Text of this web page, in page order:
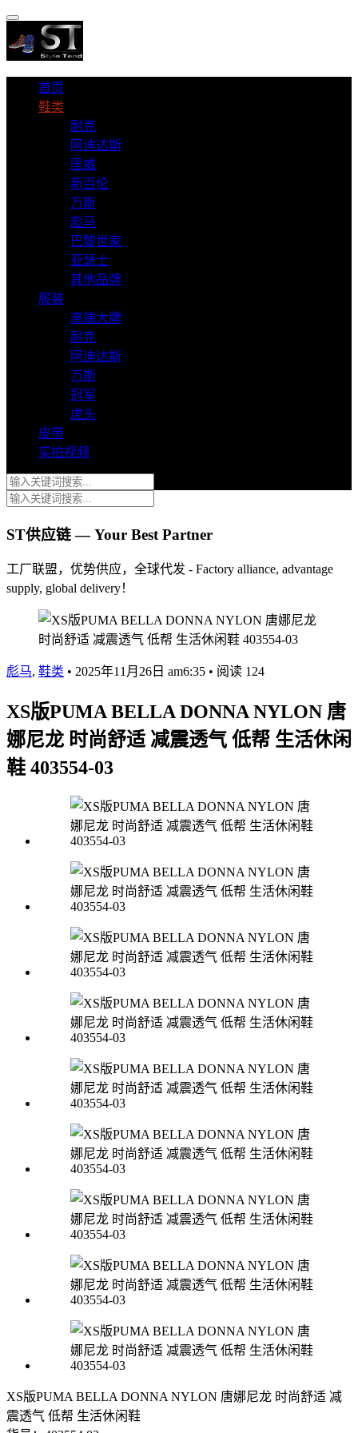
首页
鞋类
耐克
阿迪达斯
匡威
新百伦
万斯
彪马
巴黎世家
亚瑟士
其他品牌
服装
高端大牌
耐克
阿迪达斯
万斯
冠军
虎头
皮带
实拍视频
ST供应链 — Your Best Partner
工厂联盟，优势供应，全球代发 - Factory alliance, advantage
supply, global delivery！
彪马, 鞋类 • 2025年11月26日 am6:35 • 阅读 124
XS版PUMA BELLA DONNA NYLON 唐
娜尼龙 时尚舒适 减震透气 低帮 生活休闲
鞋 403554-03
XS版PUMA BELLA DONNA NYLON 唐娜尼龙 时尚舒适 减
震透气 低帮 生活休闲鞋